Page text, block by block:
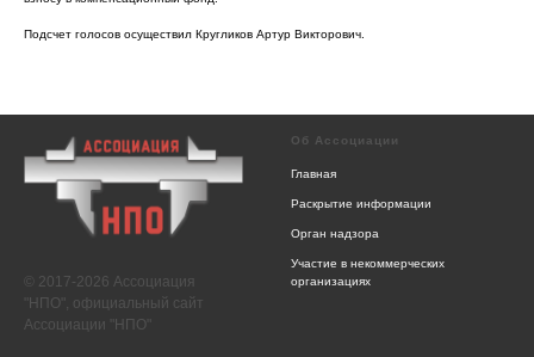
Подсчет голосов осуществил Кругликов Артур Викторович.
© 2017-2026 Ассоциация
"НПО", официальный сайт
Ассоциации "НПО"
Об Ассоциации
Главная
Раскрытие информации
Орган надзора
Участие в некоммерческих
организациях